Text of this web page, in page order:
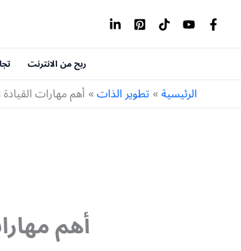
المحتوى
ربح من الانترنت
الرئيسية تطوير الذات أهم مهارات
أهم